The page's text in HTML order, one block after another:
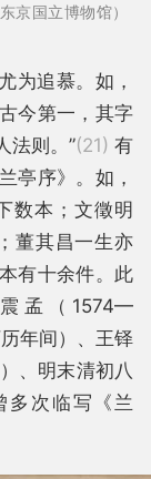
京国立博物馆）
追慕。如，
今第一，其字
法则。”(21)有
亭序》。如，
数本；文徵明
董其昌一生亦
有十余件。此
孟（1574—
年间）、王铎
、明末清初八
多次临写《兰